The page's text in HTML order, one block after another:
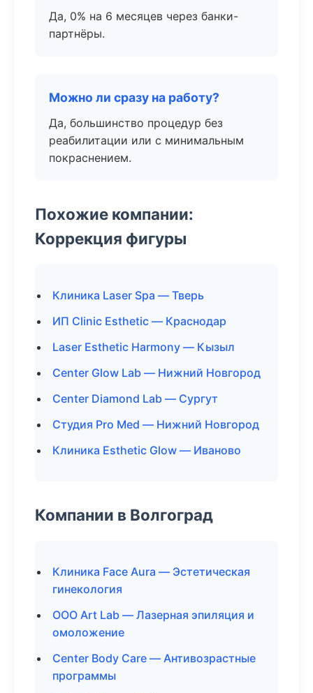
Да, 0% на 6 месяцев через банки-
партнёры.
Можно ли сразу на работу?
Да, большинство процедур без
реабилитации или с минимальным
покраснением.
Похожие компании:
Коррекция фигуры
Клиника Laser Spa — Тверь
ИП Clinic Esthetic — Краснодар
Laser Esthetic Harmony — Кызыл
Center Glow Lab — Нижний Новгород
Center Diamond Lab — Сургут
Студия Pro Med — Нижний Новгород
Клиника Esthetic Glow — Иваново
Компании в Волгоград
Клиника Face Aura — Эстетическая
гинекология
ООО Art Lab — Лазерная эпиляция и
омоложение
Center Body Care — Антивозрастные
программы